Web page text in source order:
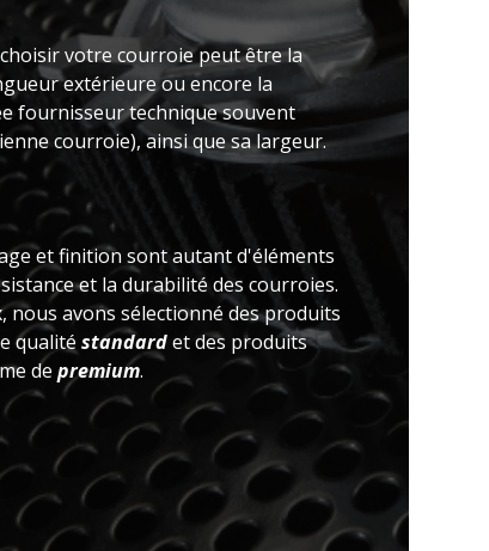
votre courroie peut être la
extérieure ou encore la
fournisseur technique souvent
courroie), ainsi que sa largeur.
et finition sont autant d'éléments
et la durabilité des courroies.
nous avons sélectionné des produits
qualité standardet des produits
de premium.